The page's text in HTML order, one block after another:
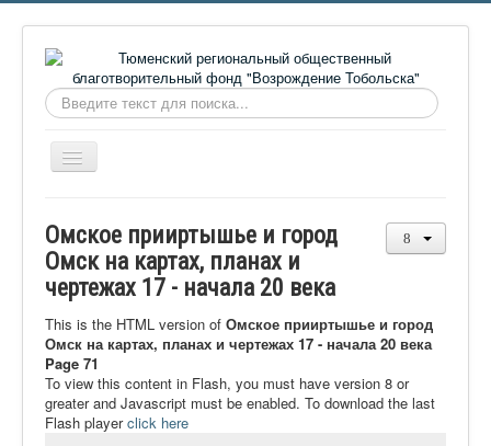
Искать...
Включить/
выключить
О фонде
Онлайн библиотека
Видеоматериалы
Контакты
Сайт проекта Достоевский
Ермаковополе.рф
Омское прииртышье и город
Омск на картах, планах и
чертежах 17 - начала 20 века
This is the HTML version of Омское прииртышье и город
Омск на картах, планах и чертежах 17 - начала 20 века
Page 71
To view this content in Flash, you must have version 8 or
greater and Javascript must be enabled. To download the last
Flash playerclick here